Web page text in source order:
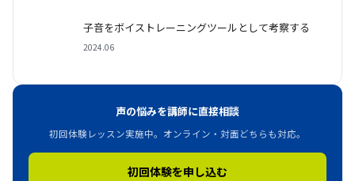
子音をボイストレーニングツールとして考察する
2024.06
声の悩みを講師に直接相談
初回体験レッスン実施中。オンライン・対面どちらも対応。
初回体験を申し込む